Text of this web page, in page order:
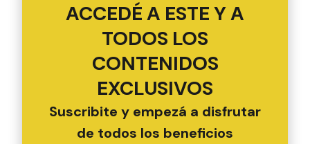
ACCEDÉ A ESTE Y A
TODOS LOS
CONTENIDOS
EXCLUSIVOS
Suscribite y empezá a disfrutar
de todos los beneficios